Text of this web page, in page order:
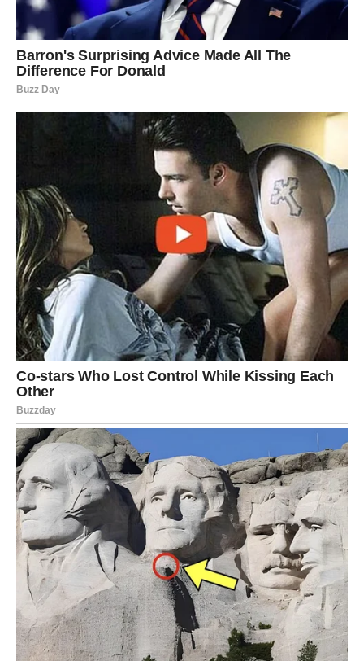
Iako su deca povremeno plakala za ocem, Martina je
objašnjavala da to što ljudi ponekad odu nije njihova krivica, i
da ona i dalje može biti snažna za njih. Naučila je da se okruži
ljudima koji je podržavaju, da ne bude stidljiva u traženju
pomoći i da prihvati da nije loše tražiti pomoć kad je
najpotrebnija. Na kraju, Martina je postala simbol snage – ona
koja se nije povukla u trenutku kada je bila najranjivija, već je
nastavila da raste i da stvara život u kojem je ona sama sebi
dovoljna.
Kada je slučajno srela Petra na ulici, nije osećala mržnju,
samo mir. Više joj nisu bile potrebne njegove reči, jer je
shvatila da je ona sada najbolja verzija sebe, i da njen život
ide napred, čak i bez njega. Ova priča nas podseća na to
da prava snaga nije u tome da se držimo prošlosti, već u
tome kako se oslobodimo bola i nastavimo dalje, iznova i
iznova.
Oglasi